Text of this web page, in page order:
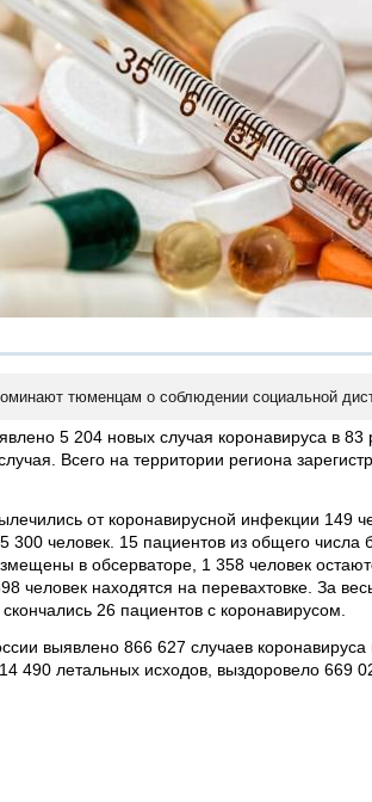
тюменцам о соблюдении социальной
5 204 новых случая коронавируса в 83
Всего на территории региона
от коронавирусной инфекции 149
300 человек. 15 пациентов из общего
в обсерваторе, 1 358 человек
человек находятся на перевахтовке. За
26 пациентов с коронавирусом.
выявлено 866 627 случаев коронавируса
490 летальных исходов, выздоровело 669